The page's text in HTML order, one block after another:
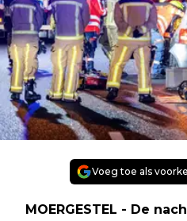
Voeg toe als
MOERGESTEL - De